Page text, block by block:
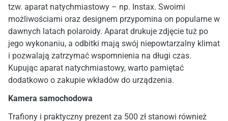
tzw. aparat natychmiastowy – np. Instax. Swoimi
możliwościami oraz designem przypomina on popularne w
dawnych latach polaroidy. Aparat drukuje zdjęcie tuż po
jego wykonaniu, a odbitki mają swój niepowtarzalny klimat
i pozwalają zatrzymać wspomnienia na długi czas.
Kupując aparat natychmiastowy, warto pamiętać
dodatkowo o zakupie wkładów do urządzenia.
Kamera samochodowa
Trafiony i praktyczny prezent za 500 zł stanowi również